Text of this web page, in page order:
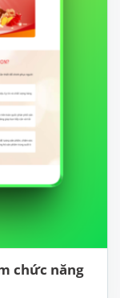
chức năng